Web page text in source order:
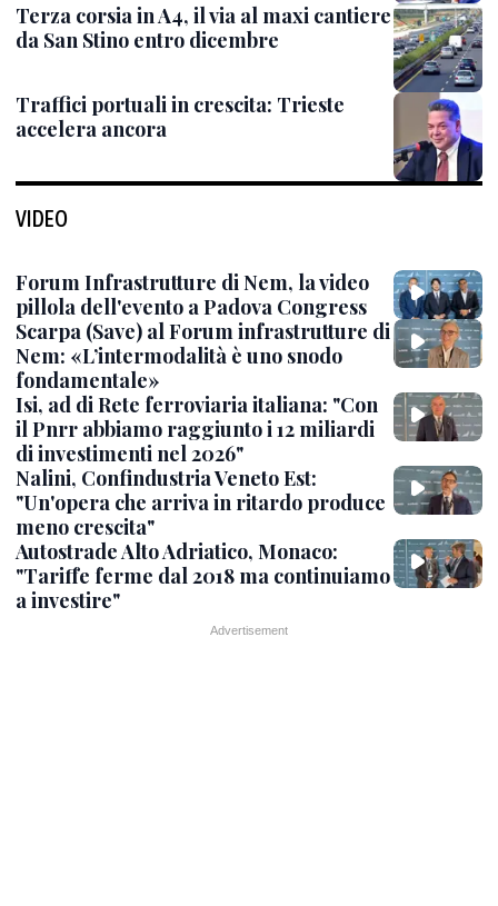
Terza corsia in A4, il via al maxi cantiere
da San Stino entro dicembre
Traffici portuali in crescita: Trieste
accelera ancora
VIDEO
Forum Infrastrutture di Nem, la video
pillola dell'evento a Padova Congress
Scarpa (Save) al Forum infrastrutture di
Nem: «L’intermodalità è uno snodo
fondamentale»
Isi, ad di Rete ferroviaria italiana: "Con
il Pnrr abbiamo raggiunto i 12 miliardi
di investimenti nel 2026"
Nalini, Confindustria Veneto Est:
"Un'opera che arriva in ritardo produce
meno crescita"
Autostrade Alto Adriatico, Monaco:
"Tariffe ferme dal 2018 ma continuiamo
a investire"